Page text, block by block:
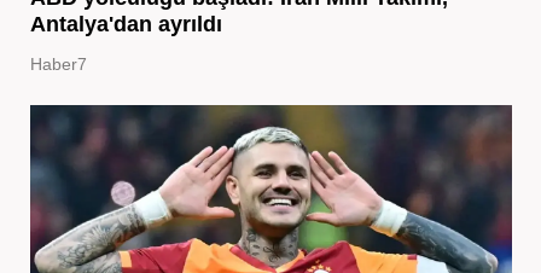
Antalya'dan ayrıldı
Haber7